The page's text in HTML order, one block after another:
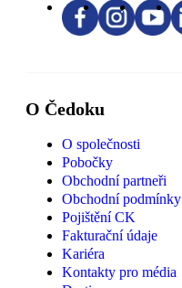
O Čedoku
O společnosti
Pobočky
Obchodní partneři
Obchodní podmínky
Pojištění CK
Fakturační údaje
Kariéra
Kontakty pro média